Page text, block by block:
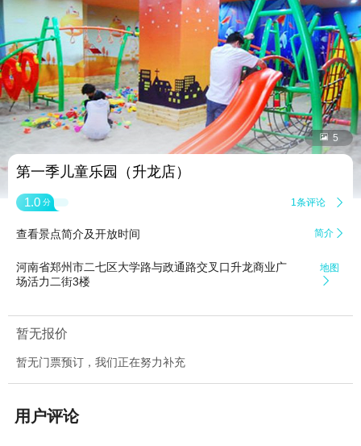
 5
第一季儿童乐园（升龙店）
1.0 分 1条评论 
查看景点简介及开放时间 简介 
河南省郑州市二七区大学路与政通路交叉口升龙商业广
场活力二街3楼
地图

暂无报价
暂无门票预订，我们正在努力补充
用户评论
